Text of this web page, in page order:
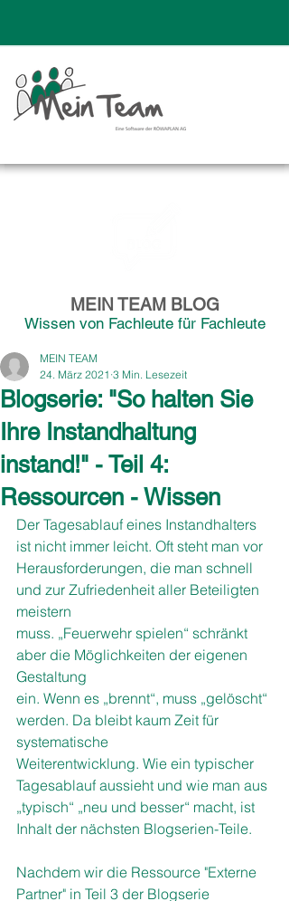
MEIN TEAM BLOG
Wissen von Fachleute für Fachleute
Blogserie: "So halten Sie
Ihre Instandhaltung
instand!" - Teil 4:
Ressourcen - Wissen
MEIN TEAM
24. März 2021 3 Min. Lesezeit
Der Tagesablauf eines Instandhalters
ist nicht immer leicht. Oft steht man vor
Herausforderungen, die man schnell
und zur Zufriedenheit aller Beteiligten
meistern
muss. „Feuerwehr spielen“ schränkt
aber die Möglichkeiten der eigenen
Gestaltung
ein. Wenn es „brennt“, muss „gelöscht“
werden. Da bleibt kaum Zeit für
systematische
Weiterentwicklung. Wie ein typischer
Tagesablauf aussieht und wie man aus
„typisch“ „neu und besser“ macht, ist
Inhalt der nächsten Blogserien-Teile.
Nachdem wir die Ressource "Externe
Partner" in Teil 3 der Blogserie